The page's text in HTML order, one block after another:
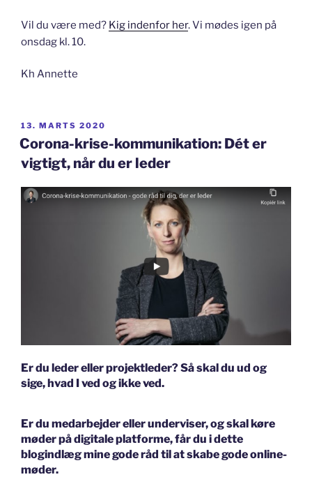
Vil du være med? Kig indenfor her. Vi mødes igen på
onsdag kl. 10.
Kh Annette
UDGIVET
DEN
13. MARTS 2020
Corona-krise-kommunikation: Dét er
vigtigt, når du er leder
Er du leder eller projektleder? Så skal du ud og
sige, hvad I ved og ikke ved.
Er du medarbejder eller underviser, og skal køre
møder på digitale platforme, får du i dette
blogindlæg mine gode råd til at skabe gode online-
møder.